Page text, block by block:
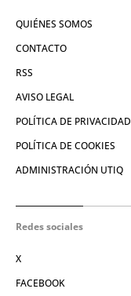
QUIÉNES SOMOS
CONTACTO
RSS
AVISO LEGAL
POLÍTICA DE PRIVACIDAD
POLÍTICA DE COOKIES
ADMINISTRACIÓN UTIQ
Redes sociales
X
FACEBOOK